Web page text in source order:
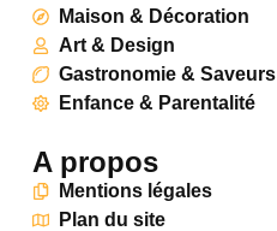
Maison & Décoration
Art & Design
Gastronomie & Saveurs
Enfance & Parentalité
A propos
Mentions légales
Plan du site